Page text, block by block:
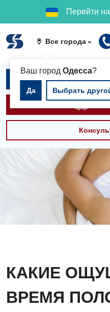
Перейти
Все города
Ваш город Одесса?
Да Выбрать
КАКИЕ
ВРЕМЯ